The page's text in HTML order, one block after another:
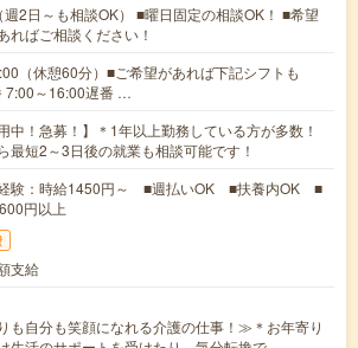
2日～も相談OK） ■曜日固定の相談OK！ ■希望
ればご相談ください！
（休憩60分）■ご希望があれば下記シフトも
7:00～16:00遅番 …
中！急募！】＊1年以上勤務している方が多数！
最短2～3日後の就業も相談可能です！
験：時給1450円～ ■週払いOK ■扶養内OK ■
円以上
支給
も自分も笑顔になれる介護の仕事！≫＊お年寄り